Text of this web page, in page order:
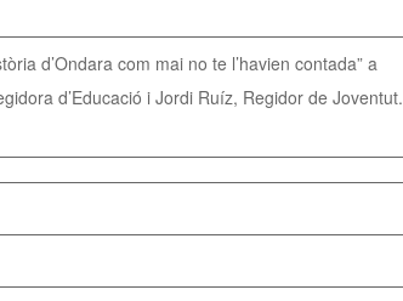
d’Ondara com mai no te l’havien contada” a
d’Educació i Jordi Ruíz, Regidor de Joventut.